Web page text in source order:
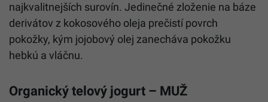
najkvalitnejších surovín. Jedinečné zloženie na báze
derivátov z kokosového oleja prečistí povrch
pokožky, kým jojobový olej zanecháva pokožku
hebkú a vláčnu.
Organický telový jogurt – MUŽ